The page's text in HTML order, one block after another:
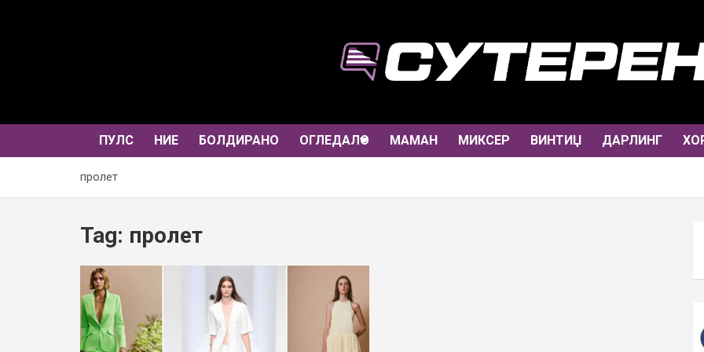
ПУЛС НИЕ БОЛДИРАНО ОГЛЕДАЛО МАМАН МИКСЕР ВИНТИЏ ДАРЛИНГ
пролет
Tag: пролет